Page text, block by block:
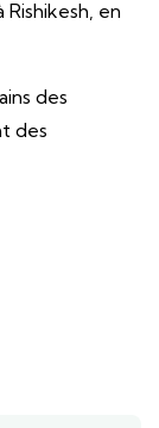
en
des
des